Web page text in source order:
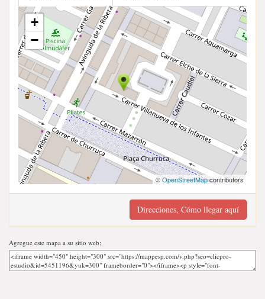
+
−
©OpenStreetMapcontributors
Direcciones, Cómo llegar aquí
Agregue este mapa a su sitio web;